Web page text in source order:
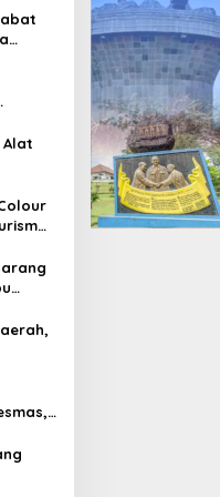
Raih
Dian : Ini
Kuningan Tetapkan
Jadi Tersangka
Alat